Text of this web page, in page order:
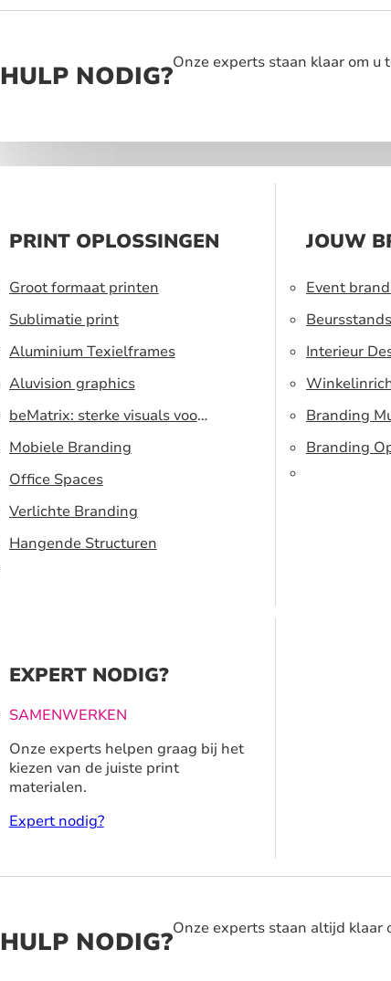
HULP NODIG?Onze experts staan klaar om u
PRINT OPLOSSINGEN
Groot formaat printen
Sublimatie print
Aluminium Texielframes
Aluvision graphics
beMatrix: sterke visuals voor
een flexibel
standbouwsysteem
Mobiele Branding
Office Spaces
Verlichte Branding
Hangende Structuren
JOUW
Event
Beursstands
Interieur
Branding
Branding
EXPERT NODIG?
SAMENWERKEN
Onze experts helpen graag bij het
kiezen van de juiste print
materialen.
Expert nodig?
HULP NODIG?Onze experts staan altijd klaar